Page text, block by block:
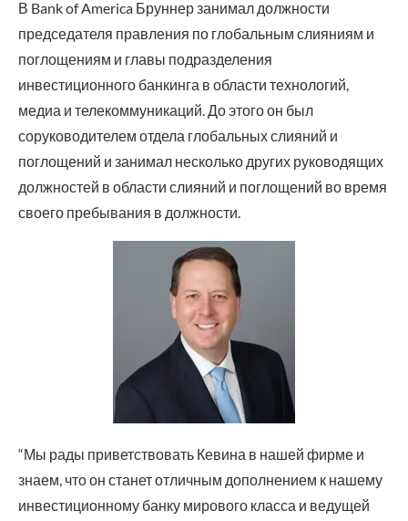
В Bank of America Бруннер занимал должности
председателя правления по глобальным слияниям и
поглощениям и главы подразделения
инвестиционного банкинга в области технологий,
медиа и телекоммуникаций. До этого он был
соруководителем отдела глобальных слияний и
поглощений и занимал несколько других руководящих
должностей в области слияний и поглощений во время
своего пребывания в должности.
“Мы рады приветствовать Кевина в нашей фирме и
знаем, что он станет отличным дополнением к нашему
инвестиционному банку мирового класса и ведущей